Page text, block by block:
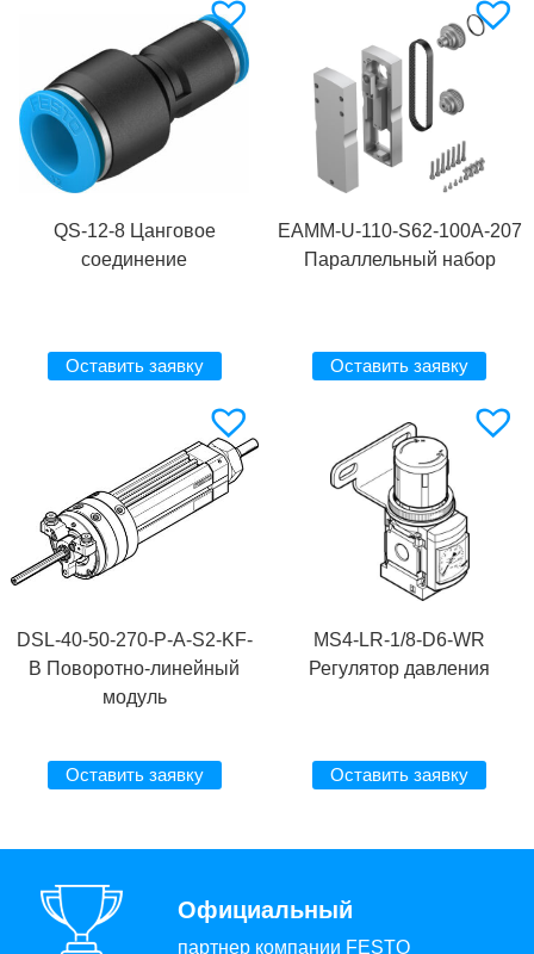
QS-12-8 Цанговое
соединение
Оставить заявку
EAMM-U-110-S62-100A-207
Параллельный набор
Оставить заявку
DSL-40-50-270-P-A-S2-KF-
B Поворотно-линейный
модуль
Оставить заявку
MS4-LR-1/8-D6-WR
Регулятор давления
Оставить заявку
Официальный
партнер компании FESTO